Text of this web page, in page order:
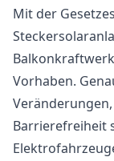
Mit der
Vorhaben.
Barrierefreiheit